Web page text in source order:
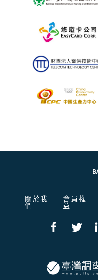
關於我
們
會員權
益